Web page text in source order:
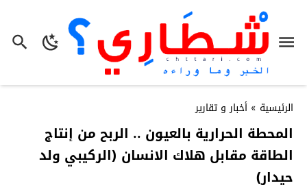
الرئيسية » أخبار و تقارير
المحطة الحرارية بالعيون .. الربح من إنتاج
الطاقة مقابل هلاك الانسان (الركيبي ولد
حيدار)